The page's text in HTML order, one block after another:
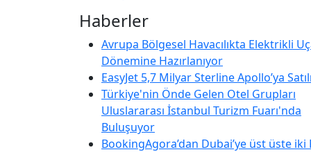
Haberler
Avrupa Bölgesel Havacılıkta Elektrikli
Dönemine Hazırlanıyor
EasyJet 5,7 Milyar Sterline Apollo’ya
Türkiye'nin Önde Gelen Otel Grupları
Uluslararası İstanbul Turizm Fuarı'nda
Buluşuyor
BookingAgora’dan Dubai’ye üst üste iki